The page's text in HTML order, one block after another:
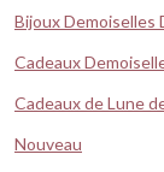
Bijoux Demoiselles
Cadeaux
Cadeaux de Lune
Nouveau